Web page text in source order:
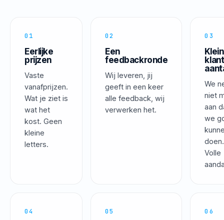
01
Eerlijke
prijzen
Vaste
vanafprijzen.
Wat je ziet is
wat het
kost. Geen
kleine
letters.
02
Een
feedbackronde
Wij leveren, jij
geeft in een keer
alle feedback, wij
verwerken het.
03
Klein
We
niet
aan
we
doen.
Volle
04 05 06